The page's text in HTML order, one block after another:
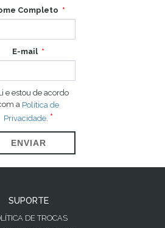
Completo
E-mail
e estou de acordo
a Política de
Privacidade.
ENVIAR
SUPORTE
DE TROCAS